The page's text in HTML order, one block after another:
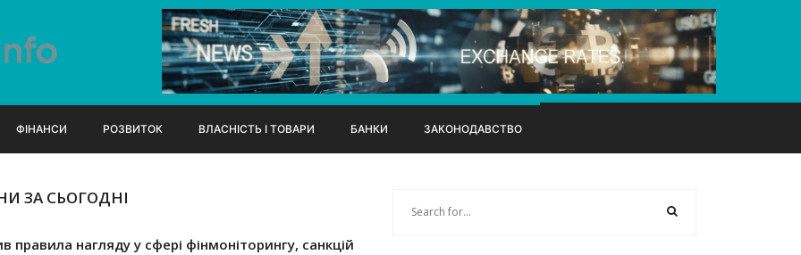
ФІНАНСИ РОЗВИТОК ВЛАСНІСТЬ І ТОВАРИ БАНКИ ЗАКОНОДАВСТВО
ЗА СЬОГОДНІ
правила нагляду у сфері фінмоніторингу, санкцій